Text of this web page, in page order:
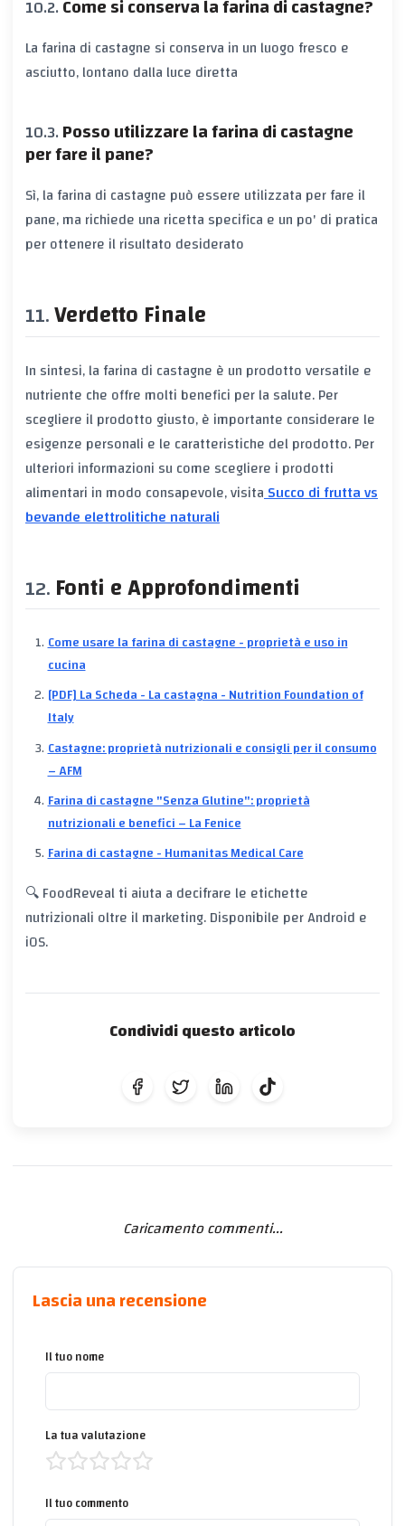
Come si conserva la farina di castagne?
La farina di castagne si conserva in un luogo fresco e
asciutto, lontano dalla luce diretta
Posso utilizzare la farina di castagne
per fare il pane?
Sì, la farina di castagne può essere utilizzata per fare il
pane, ma richiede una ricetta specifica e un po' di pratica
per ottenere il risultato desiderato
Verdetto Finale
In sintesi, la farina di castagne è un prodotto versatile e
nutriente che offre molti benefici per la salute. Per
scegliere il prodotto giusto, è importante considerare le
esigenze personali e le caratteristiche del prodotto. Per
ulteriori informazioni su come scegliere i prodotti
alimentari in modo consapevole, visitaSucco di frutta vs
bevande elettrolitiche naturali
Fonti e Approfondimenti
Come usare la farina di castagne - proprietà e uso in
cucina
[PDF] La Scheda - La castagna - Nutrition Foundation of
Italy
Castagne: proprietà nutrizionali e consigli per il consumo
– AFM
Farina di castagne "Senza Glutine": proprietà
nutrizionali e benefici – La Fenice
Farina di castagne - Humanitas Medical Care
🔍 FoodReveal ti aiuta a decifrare le etichette
nutrizionali oltre il marketing. Disponibile per Android e
iOS.
Condividi questo articolo
Caricamento commenti...
Lascia una recensione
Il tuo nome
La tua valutazione
Il tuo commento